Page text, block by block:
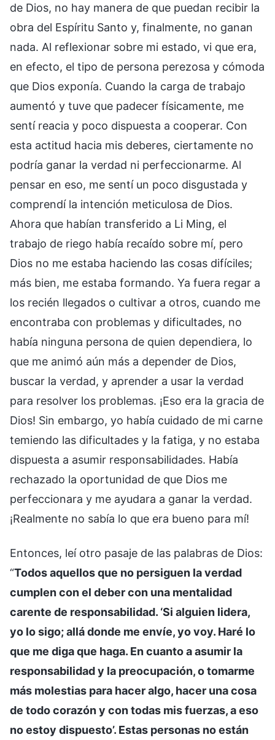
de Dios, no hay manera de que puedan recibir la
obra del Espíritu Santo y, finalmente, no ganan
nada. Al reflexionar sobre mi estado, vi que era,
en efecto, el tipo de persona perezosa y cómoda
que Dios exponía. Cuando la carga de trabajo
aumentó y tuve que padecer físicamente, me
sentí reacia y poco dispuesta a cooperar. Con
esta actitud hacia mis deberes, ciertamente no
podría ganar la verdad ni perfeccionarme. Al
pensar en eso, me sentí un poco disgustada y
comprendí la intención meticulosa de Dios.
Ahora que habían transferido a Li Ming, el
trabajo de riego había recaído sobre mí, pero
Dios no me estaba haciendo las cosas difíciles;
más bien, me estaba formando. Ya fuera regar a
los recién llegados o cultivar a otros, cuando me
encontraba con problemas y dificultades, no
había ninguna persona de quien dependiera, lo
que me animó aún más a depender de Dios,
buscar la verdad, y aprender a usar la verdad
para resolver los problemas. ¡Eso era la gracia de
Dios! Sin embargo, yo había cuidado de mi carne
temiendo las dificultades y la fatiga, y no estaba
dispuesta a asumir responsabilidades. Había
rechazado la oportunidad de que Dios me
perfeccionara y me ayudara a ganar la verdad.
¡Realmente no sabía lo que era bueno para mí!
Entonces, leí otro pasaje de las palabras de Dios:
“Todos aquellos que no persiguen la verdad
cumplen con el deber con una mentalidad
carente de responsabilidad. ‘Si alguien lidera,
yo lo sigo; allá donde me envíe, yo voy. Haré lo
que me diga que haga. En cuanto a asumir la
responsabilidad y la preocupación, o tomarme
más molestias para hacer algo, hacer una cosa
de todo corazón y con todas mis fuerzas, a eso
no estoy dispuesto’. Estas personas no están